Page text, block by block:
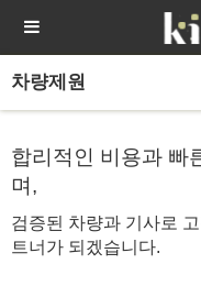
차량제원
합리적인 비용과 빠
며,
검증된 차량과 기사로
트너가 되겠습니다.